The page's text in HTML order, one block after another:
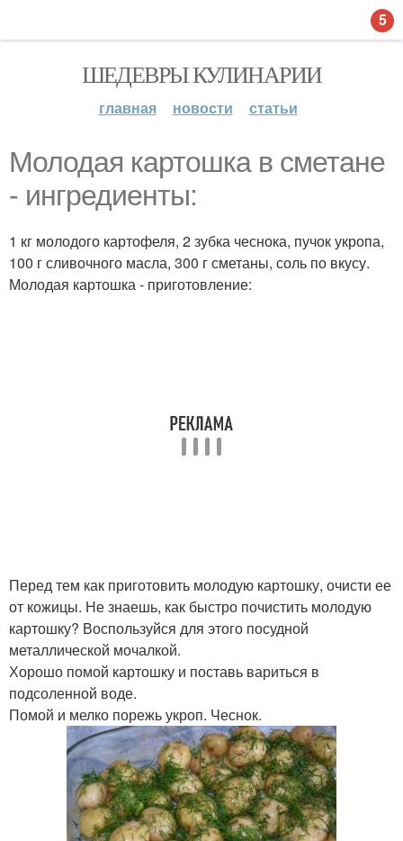
ШЕДЕВРЫ КУЛИНАРИИ
главная новости статьи
Молодая картошка в сметане
- ингредиенты:
1 кг молодого картофеля, 2 зубка чеснока, пучок укропа,
100 г сливочного масла, 300 г сметаны, соль по вкусу.
Молодая картошка - приготовление:
Перед тем как приготовить молодую картошку, очисти ее
от кожицы. Не знаешь, как быстро почистить молодую
картошку? Воспользуйся для этого посудной
металлической мочалкой.
Хорошо помой картошку и поставь вариться в
подсоленной воде.
Помой и мелко порежь укроп. Чеснок.
5